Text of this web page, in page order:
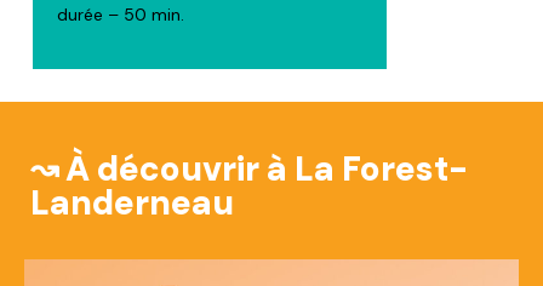
durée – 50 min.
↝ À découvrir à La Forest-
Landerneau